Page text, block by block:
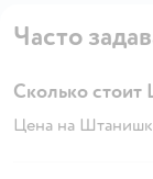
Часто
Сколько
Цена на